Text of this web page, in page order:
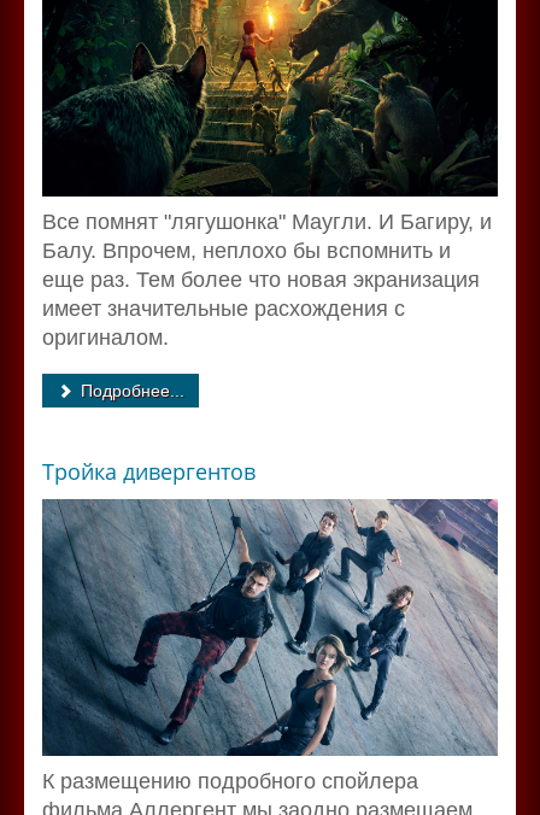
Все помнят "лягушонка" Маугли. И Багиру, и
Балу. Впрочем, неплохо бы вспомнить и
еще раз. Тем более что новая экранизация
имеет значительные расхождения с
оригиналом.
Подробнее...
Тройка дивергентов
К размещению подробного спойлера
фильма Аллергент мы заодно размещаем